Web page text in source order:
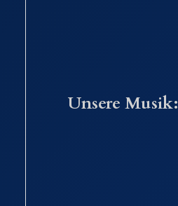
Unsere Musik: